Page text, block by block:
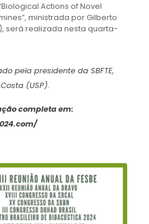
Actions of Novel
ministrada por Gilberto
será realizada nesta quarta-
pela presidente da SBFTE,
(USP).
completa em: